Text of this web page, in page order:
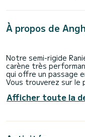
À propos de
Notre semi-rigide
carène très
qui offre un passage
Vous trouverez sur le
bateau de moins de
sens de la marche.
Afficher toute la